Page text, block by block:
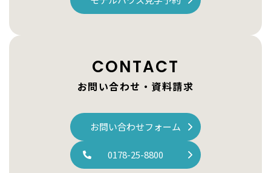
CONTACT
お問い合わせ・資料請求
お問い合わせフォーム
0178-25-8800